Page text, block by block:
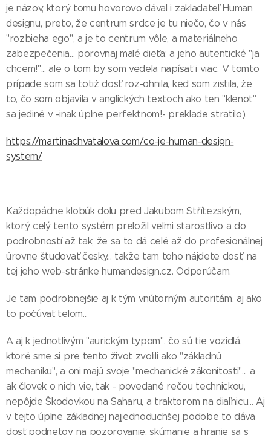
je názov, ktorý tomu hovorovo dával i zakladateľ Human
designu, preto, že centrum srdce je tu niečo, čo v nás
"rozbieha ego", a je to centrum vôle, a materiálneho
zabezpečenia... porovnaj malé dieťa: a jeho autentické "ja
chcem!"... ale o tom by som vedela napísať i viac. V tomto
prípade som sa totiž dosť roz-ohnila, keď som zistila, že
to, čo som objavila v anglických textoch ako ten "klenot"
sa jediné v -inak úplne perfektnom!- preklade stratilo).
https://martinachvatalova.com/co-je-human-design-
system/
Každopádne klobúk dolu pred Jakubom Střítezským,
ktorý celý tento systém preložil veľmi starostlivo a do
podrobností až tak, že sa to dá celé až do profesionálnej
úrovne študovať česky... takže tam toho nájdete dosť, na
tej jeho web-stránke humandesign.cz. Odporúčam.
Je tam podrobnejšie aj k tým vnútorným autoritám, aj ako
to počúvať telom...
A aj k jednotlivým "aurickým typom", čo sú tie vozidlá,
ktoré sme si pre tento život zvolili ako "základnú
mechaniku", a oni majú svoje "mechanické zákonitosti"... a
ak človek o nich vie, tak - povedané rečou technickou,
nepôjde Škodovkou na Saharu, a traktorom na diaľnicu... Aj
v tejto úplne základnej najjednoduchšej podobe to dáva
dosť podnetov na pozorovanie, skúmanie a hranie sa s